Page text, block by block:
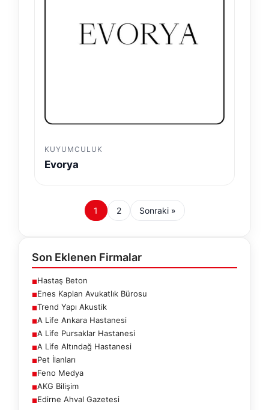
KUYUMCULUK
Evorya
1 2 Sonraki »
Son Eklenen Firmalar
■Hastaş Beton
■Enes Kaplan Avukatlık Bürosu
■Trend Yapı Akustik
■A Life Ankara Hastanesi
■A Life Pursaklar Hastanesi
■A Life Altındağ Hastanesi
■Pet İlanları
■Feno Medya
■AKG Bilişim
■Edirne Ahval Gazetesi